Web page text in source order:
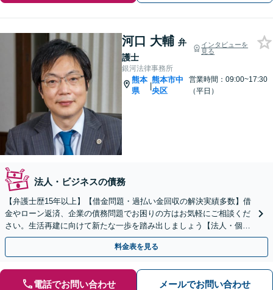
河口 大輔 弁
護士
インタビューを
見る
銀河法律事務所
熊本
県
|
熊本市中
央区
営業時間：09:00~17:30
（平日）
法人・ビジネスの債務
【弁護士歴15年以上】【借金問題・過払い金回収の解決実績多数】借
金やローン返済、企業の債務問題でお困りの方はお気軽にご相談くだ
さい。生活再建に向けて新たな一歩を踏み出しましょう【法人・個人
対応OK】【相談料無料】
料金表を見る
電話でお問い合わせ メールでお問い合わせ